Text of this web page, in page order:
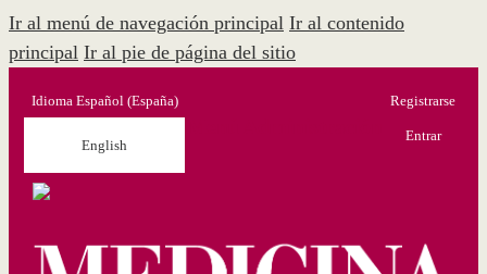
Ir al menú de navegación principal Ir al contenido
principal Ir al pie de página del sitio
Idioma Español (España)
English
Registrarse
Entrar